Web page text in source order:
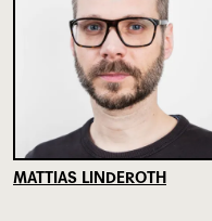
MATTIAS LINDEROTH